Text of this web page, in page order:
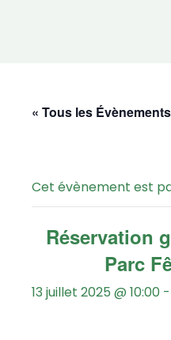
« Tous les Évènements
Cet évènement est
Réservation gazebo Récré-O-
Parc
13 juillet 2025 @ 10:00 -